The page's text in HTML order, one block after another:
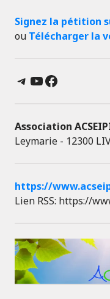
Signez la pétition
ou Télécharger la
Telegram
YouTube
Facebook
Association
Leymarie - 12300
https://
Lien RSS: https://